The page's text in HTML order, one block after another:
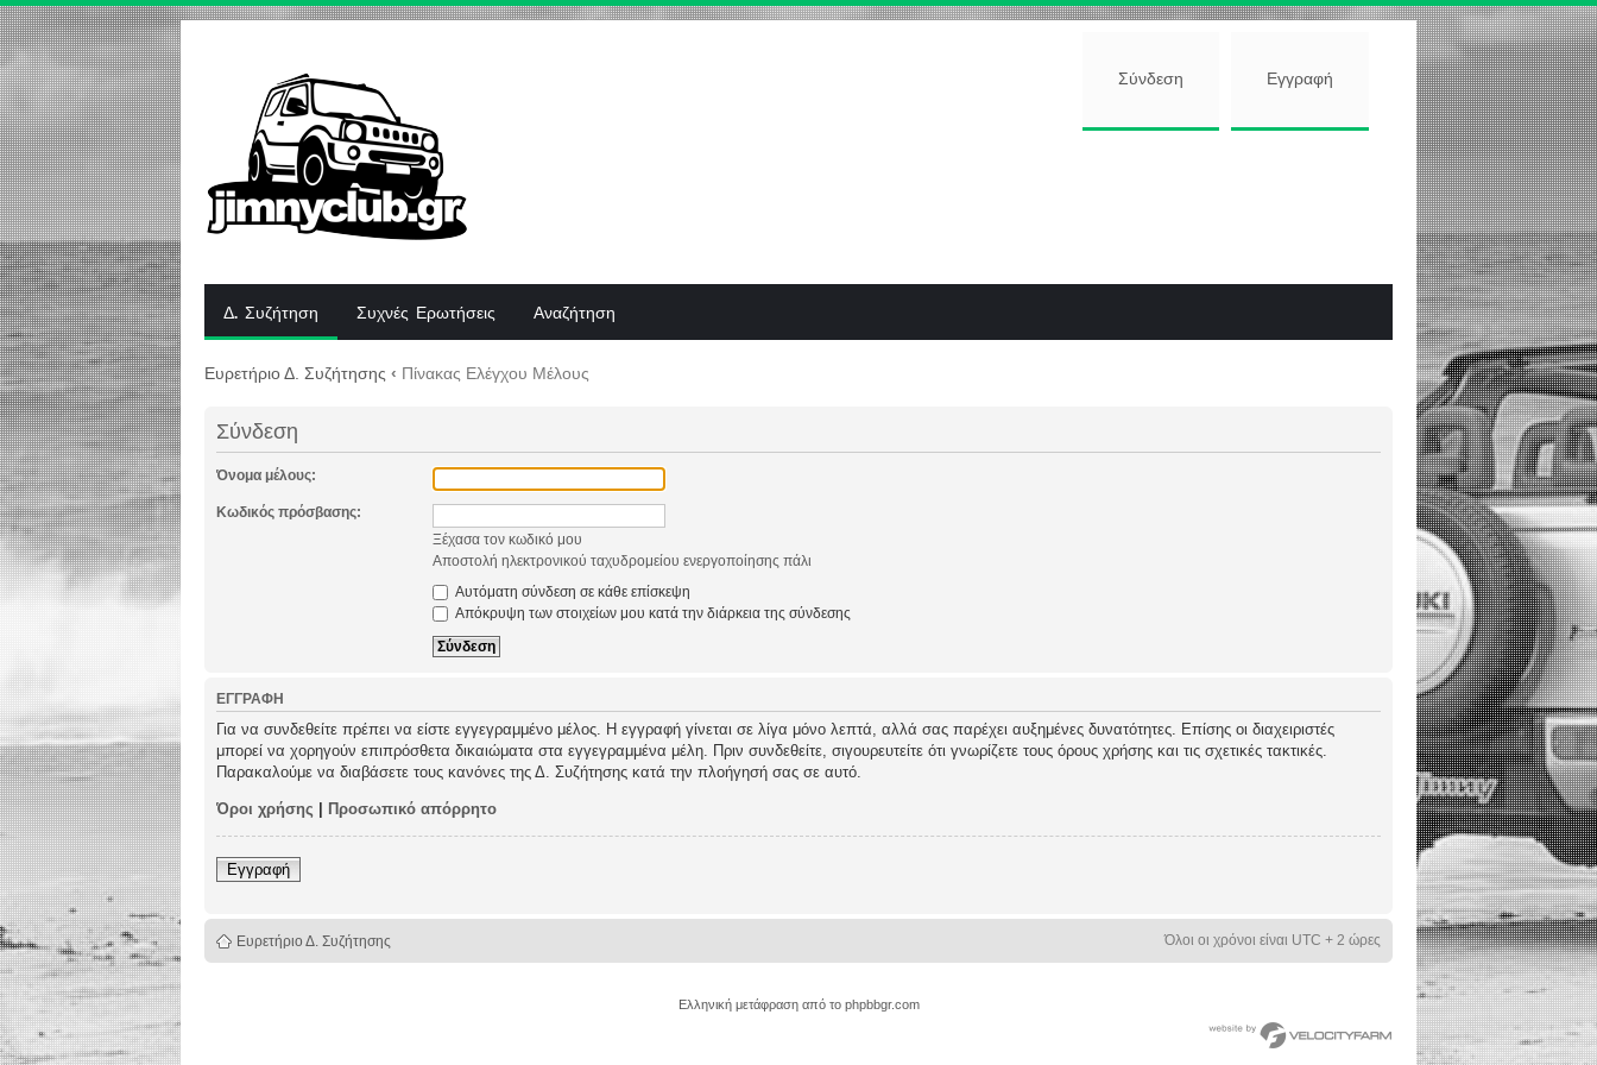
Σύνδεση Εγγραφή
Δ. Συζήτηση Συχνές Ερωτήσεις Αναζήτηση
Ευρετήριο Δ. Συζήτησης ‹ Πίνακας Ελέγχου Μέλους
Σύνδεση
Όνομα μέλους:
Κωδικός πρόσβασης:
Ξέχασα τον κωδικό μου
Αποστολή ηλεκτρονικού ταχυδρομείου ενεργοποίησης πάλι
Αυτόματη σύνδεση σε κάθε επίσκεψη
Απόκρυψη των στοιχείων μου κατά την διάρκεια της σύνδεσης
ΕΓΓΡΑΦΉ
Για να συνδεθείτε πρέπει να είστε εγγεγραμμένο μέλος. Η εγγραφή γίνεται σε λίγα μόνο λεπτά, αλλά σας παρέχει αυξημένες δυνατότητες. Επίσης οι διαχειριστές
μπορεί να χορηγούν επιπρόσθετα δικαιώματα στα εγγεγραμμένα μέλη. Πριν συνδεθείτε, σιγουρευτείτε ότι γνωρίζετε τους όρους χρήσης και τις σχετικές τακτικές.
Παρακαλούμε να διαβάσετε τους κανόνες της Δ. Συζήτησης κατά την πλοήγησή σας σε αυτό.
Όροι χρήσης Προσωπικό απόρρητο
Εγγραφή
Ευρετήριο Δ. Συζήτησης Όλοι οι χρόνοι είναι UTC + 2 ώρες
Ελληνική μετάφραση από το phpbbgr.com